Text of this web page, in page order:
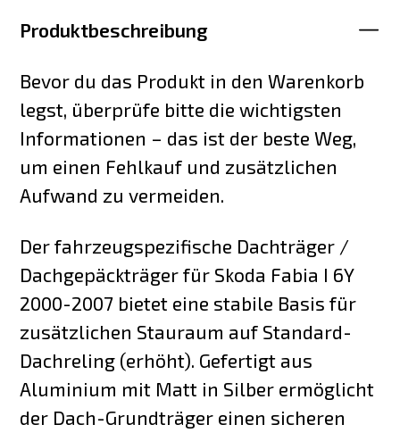
Produktbeschreibung
Bevor du das Produkt in den Warenkorb
legst, überprüfe bitte die wichtigsten
Informationen – das ist der beste Weg,
um einen Fehlkauf und zusätzlichen
Aufwand zu vermeiden.
Der fahrzeugspezifische Dachträger /
Dachgepäckträger für Skoda Fabia I 6Y
2000-2007 bietet eine stabile Basis für
zusätzlichen Stauraum auf Standard-
Dachreling (erhöht). Gefertigt aus
Aluminium mit Matt in Silber ermöglicht
der Dach-Grundträger einen sicheren